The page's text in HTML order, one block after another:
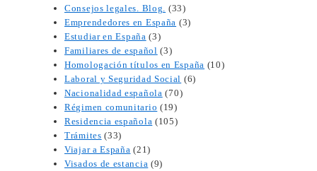
Consejos legales. Blog. (33)
Emprendedores en España (3)
Estudiar en España (3)
Familiares de español (3)
Homologación títulos en España (10)
Laboral y Seguridad Social (6)
Nacionalidad española (70)
Régimen comunitario (19)
Residencia española (105)
Trámites (33)
Viajar a España (21)
Visados de estancia (9)